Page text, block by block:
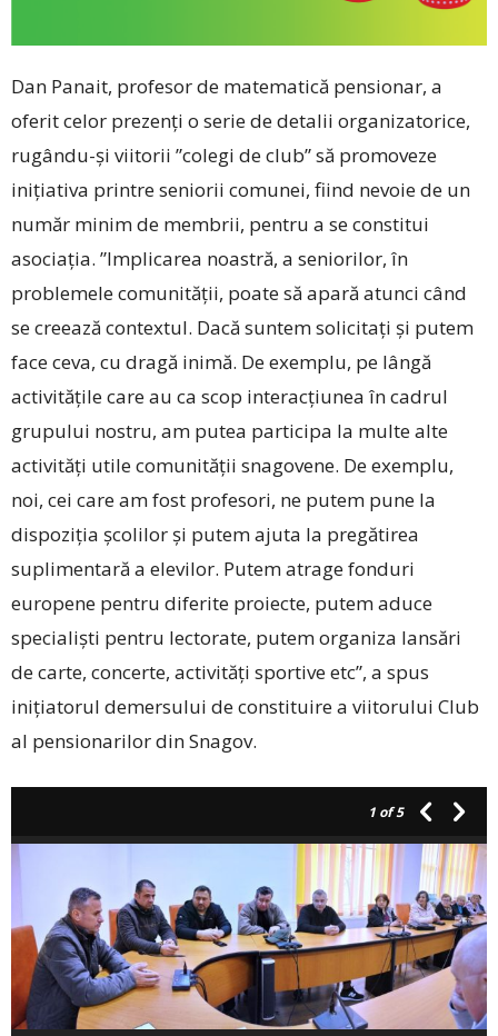
Dan Panait, profesor de matematică pensionar, a
oferit celor prezenți o serie de detalii organizatorice,
rugându-și viitorii ”colegi de club” să promoveze
inițiativa printre seniorii comunei, fiind nevoie de un
număr minim de membrii, pentru a se constitui
asociația. ”Implicarea noastră, a seniorilor, în
problemele comunității, poate să apară atunci când
se creează contextul. Dacă suntem solicitați și putem
face ceva, cu dragă inimă. De exemplu, pe lângă
activitățile care au ca scop interacțiunea în cadrul
grupului nostru, am putea participa la multe alte
activități utile comunității snagovene. De exemplu,
noi, cei care am fost profesori, ne putem pune la
dispoziția școlilor și putem ajuta la pregătirea
suplimentară a elevilor. Putem atrage fonduri
europene pentru diferite proiecte, putem aduce
specialiști pentru lectorate, putem organiza lansări
de carte, concerte, activități sportive etc”, a spus
inițiatorul demersului de constituire a viitorului Club
al pensionarilor din Snagov.
1 of 5